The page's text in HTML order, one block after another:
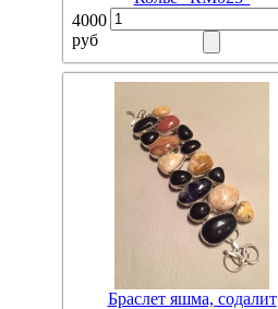
4000
руб
Браслет яшма, содалит